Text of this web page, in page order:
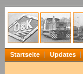
Startseite Updates